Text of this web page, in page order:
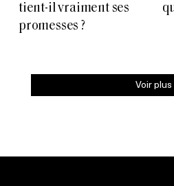
tient-il vraiment ses
promesses ?
Voir plus